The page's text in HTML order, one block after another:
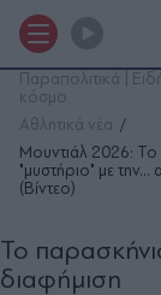
Παραπολιτικά |
κόσμο
Αθλητικά νέα
Μουντιάλ 2026: Το
"μυστήριο" με
(Βίντεο)
Το
διαφήμιση